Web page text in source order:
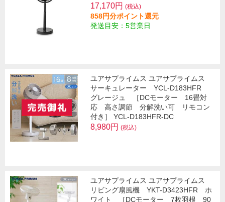
17,170円 (税込)
858円分ポイント還元
発送目安：5営業日
ユアサプライムス ユアサプライムス
サーキュレーター YCL-D183HFR
グレージュ ［DCモーター 16畳対
応 高さ調節 分解洗い可 リモコン
付き］ YCL-D183HFR-DC
8,980円 (税込)
ユアサプライムス ユアサプライムス
リビング扇風機 YKT-D3423HFR ホ
ワイト ［DCモーター 7枚羽根 90